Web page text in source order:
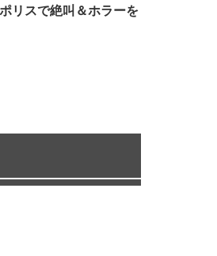
リスで絶叫＆ホラーを